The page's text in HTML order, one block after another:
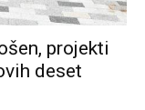
projekti
deset